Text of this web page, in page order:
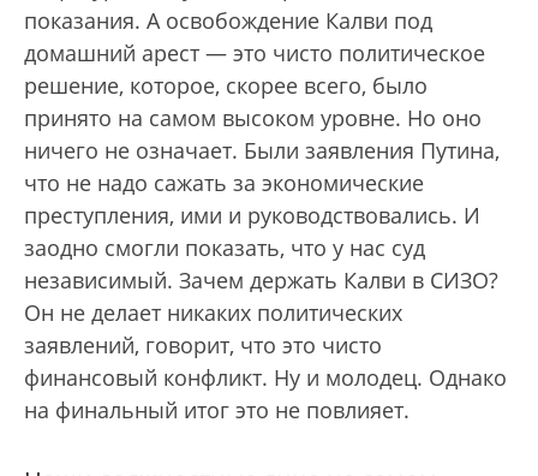
показания. А освобождение Калви под
домашний арест — это чисто политическое
решение, которое, скорее всего, было
принято на самом высоком уровне. Но оно
ничего не означает. Были заявления Путина,
что не надо сажать за экономические
преступления, ими и руководствовались. И
заодно смогли показать, что у нас суд
независимый. Зачем держать Калви в СИЗО?
Он не делает никаких политических
заявлений, говорит, что это чисто
финансовый конфликт. Ну и молодец. Однако
на финальный итог это не повлияет.